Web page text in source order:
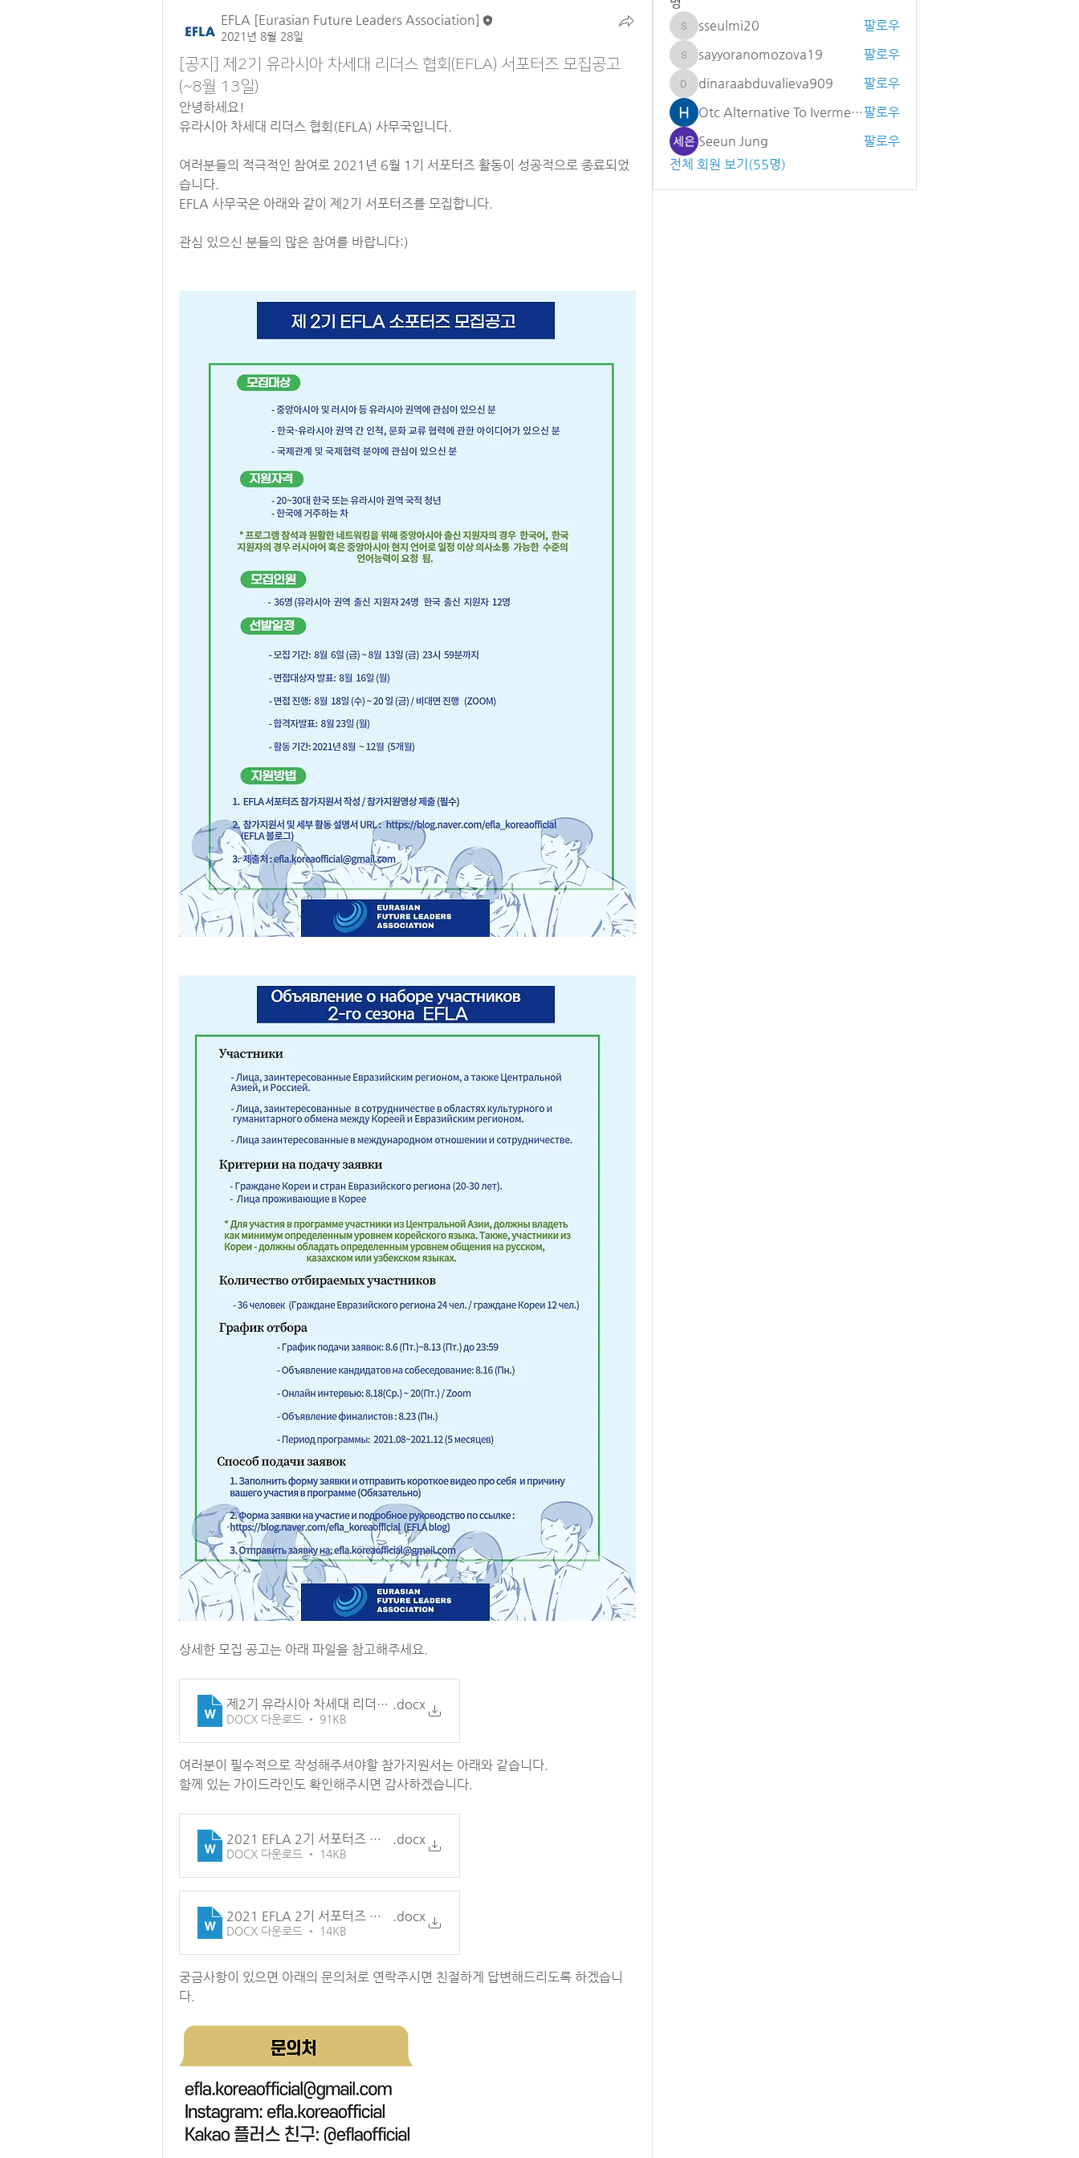
EFLA [Eurasian Future Leaders Association]
2021년 8월 28일
[공지] 제2기 유라시아 차세대 리더스 협회(EFLA) 서포터즈 모집공고
(~8월 13일)
안녕하세요!
유라시아 차세대 리더스 협회(EFLA) 사무국입니다.
여러분들의 적극적인 참여로 2021년 6월 1기 서포터즈 활동이 성공적으로 종료되었
습니다.
EFLA 사무국은 아래와 같이 제2기 서포터즈를 모집합니다.
관심 있으신 분들의 많은 참여를 바랍니다:)
상세한 모집 공고는 아래 파일을 참고해주세요.
제2기 유라시아 차세대 리더스 협회(EFLA) 서포터즈 모집공고(210806)
.docx
DOCX 다운로드 • 91KB
여러분이 필수적으로 작성해주셔야할 참가지원서는 아래와 같습니다.
함께 있는 가이드라인도 확인해주시면 감사하겠습니다.
2021 EFLA 2기 서포터즈 활동 가이드라인
.docx
DOCX 다운로드 • 14KB
2021 EFLA 2기 서포터즈 활동 가이드라인
.docx
DOCX 다운로드 • 14KB
궁금사항이 있으면 아래의 문의처로 연락주시면 친절하게 답변해드리도록 하겠습니
다.
sseulmi20
sseulmi20 팔로우
sayyoranomozova19
sayyoranomozova19 팔로우
dinaraabduvalieva909
dinaraabduvalieva909
팔로우
Otc Alternative To Ivermectin팔로우
Seeun Jung
팔로우
전체 회원 보기(55명)